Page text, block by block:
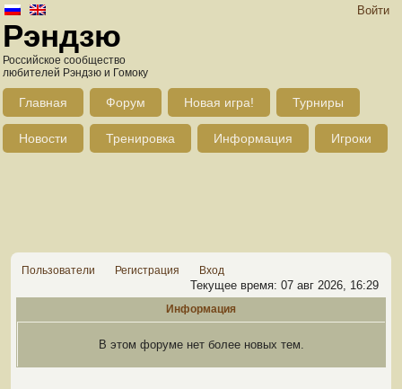
Войти
Рэндзю
Российское сообщество
любителей Рэндзю и Гомоку
Главная Форум Новая игра! Турниры
Новости Тренировка Информация Игроки
Пользователи Регистрация Вход
Текущее время: 07 авг 2026, 16:29
Информация
В этом форуме нет более новых тем.